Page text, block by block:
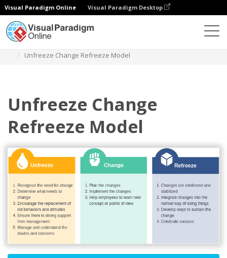
Visual Paradigm Online Visual Paradigm Desktop
Unfreeze Change Refreeze Model
Unfreeze Change
Refreeze Model